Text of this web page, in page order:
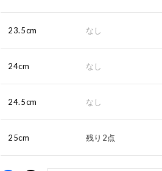
23.5cm なし
24cm なし
24.5cm なし
25cm 残り2点